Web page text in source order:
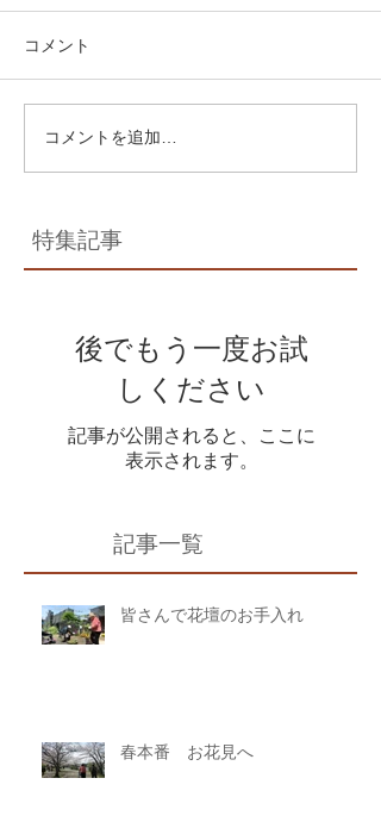
コメント
コメントを追加…
特集記事
後でもう一度お試
しください
記事が公開されると、ここに
表示されます。
記事一覧
皆さんで花壇のお手入れ
春本番 お花見へ